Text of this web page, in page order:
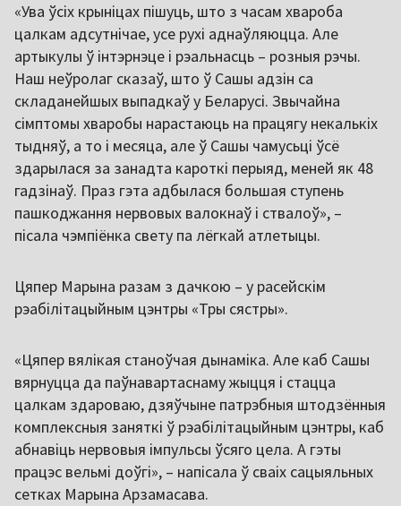
«Ува ўсіх крыніцах пішуць, што з часам хвароба
цалкам адсутнічае, усе рухі аднаўляюцца. Але
артыкулы ў інтэрнэце і рэальнасць – розныя рэчы.
Наш неўролаг сказаў, што ў Сашы адзін са
складанейшых выпадкаў у Беларусі. Звычайна
сімптомы хваробы нарастаюць на працягу некалькіх
тыдняў, а то і месяца, але ў Сашы чамусьці ўсё
здарылася за занадта кароткі перыяд, меней як 48
гадзінаў. Праз гэта адбылася большая ступень
пашкоджання нервовых валокнаў і ствалоў», –
пісала чэмпіёнка свету па лёгкай атлетыцы.
Цяпер Марына разам з дачкою – у расейскім
рэабілітацыйным цэнтры «Тры сястры».
«Цяпер вялікая станоўчая дынаміка. Але каб Сашы
вярнуцца да паўнавартаснаму жыцця і стацца
цалкам здароваю, дзяўчыне патрэбныя штодзённыя
комплексныя заняткі ў рэабілітацыйным цэнтры, каб
абнавіць нервовыя імпульсы ўсяго цела. А гэты
працэс вельмі доўгі», – напісала ў сваіх сацыяльных
сетках Марына Арзамасава.